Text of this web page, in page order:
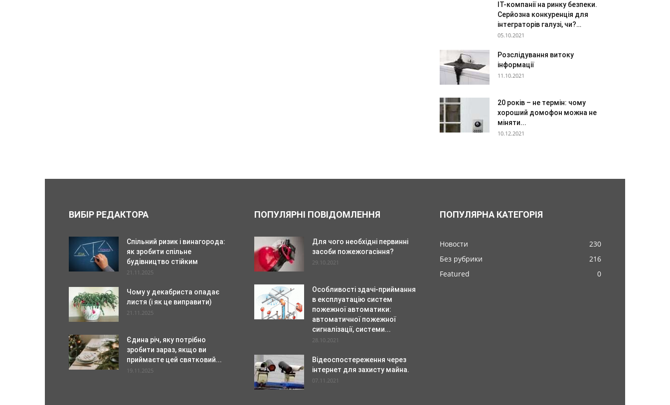
IT-компанії на ринку безпеки.
Серйозна конкуренція для
інтеграторів галузі, чи?…
05.10.2021
Розслідування витоку
інформації
11.10.2021
20 років – не термін: чому
хороший домофон можна не
міняти...
10.12.2021
ВИБІР РЕДАКТОРА
Спільний ризик і винагорода:
як зробити спільне
будівництво стійким
21.11.2025
Чому у декабриста опадає
листя (і як це виправити)
21.11.2025
Єдина річ, яку потрібно
зробити зараз, якщо ви
приймаєте цей святковий...
19.11.2025
ПОПУЛЯРНІ ПОВІДОМЛЕННЯ
Для чого необхідні первинні
засоби пожежогасіння?
29.10.2021
Особливості здачі-приймання
в експлуатацію систем
пожежної автоматики:
автоматичної пожежної
сигналізації, системи...
28.10.2021
Відеоспостереження через
інтернет для захисту майна.
07.11.2021
ПОПУЛЯРНА КАТЕГОРІЯ
Новости
230
Без рубрики
216
Featured
0